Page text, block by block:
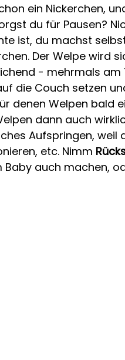
ein Nickerchen,
du für Pausen?
ist, du machst
Der Welpe wird
- mehrmals am
die Couch setzen
denen Welpen bald
dann auch
Aufspringen, weil
etc. Nimm
Baby auch machen,